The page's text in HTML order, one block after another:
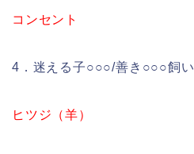
コンセント
4．迷える子○○○/善き○○○飼い
ヒツジ（羊）